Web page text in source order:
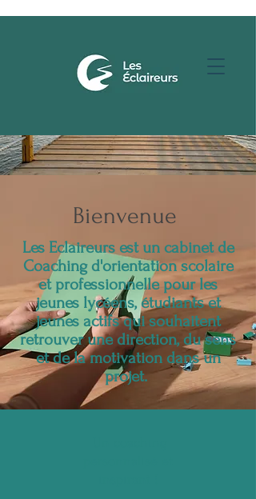
Bienvenue
Les Eclaireurs est un cabinet de
Coaching d'orientation scolaire
et professionnelle pour les
jeunes lycéens, étudiants et
jeunes actifs qui souhaitent
retrouver une direction, du sens
et de la motivation dans un
projet.